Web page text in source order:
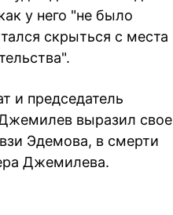
у него "не было
скрыться с места
и председатель
выразил свое
Эдемова, в смерти
Джемилева.